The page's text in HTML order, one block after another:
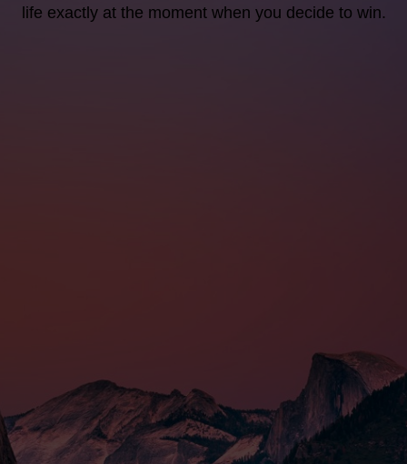
life exactly at the moment when you decide to win.